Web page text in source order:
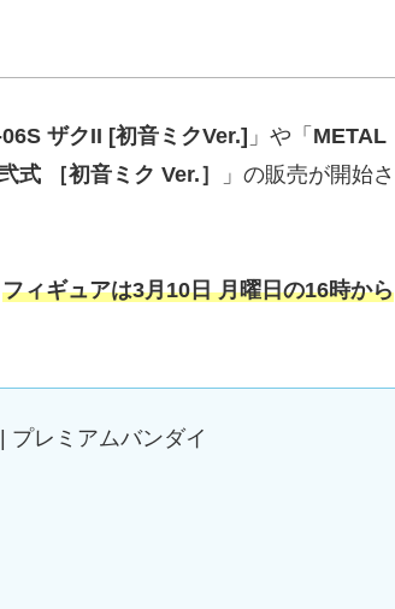
ザクII [初音ミクVer.] 」や「 METAL
式 ［初音ミク Ver.］
」の販売が開始さ
フィギュアは3月10日 月曜日の16時から
プレミアムバンダイ